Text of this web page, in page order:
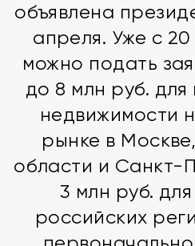
объявлена
апреля. Уже с
можно подать
до 8 млн руб.
недвижимости
рынке в
области и Санкт-
3 млн руб.
российских